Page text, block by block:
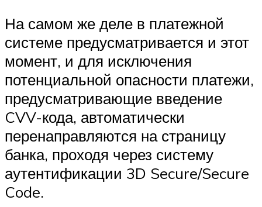
На самом же деле в платежной
системе предусматривается и этот
момент, и для исключения
потенциальной опасности платежи,
предусматривающие введение
CVV-кода, автоматически
перенаправляются на страницу
банка, проходя через систему
аутентификации 3D Secure/Secure
Code.